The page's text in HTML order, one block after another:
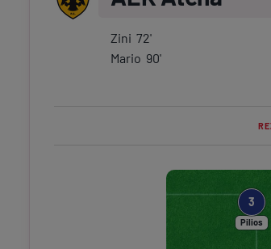
Zini 72'
Mario 90'
3
Pilios